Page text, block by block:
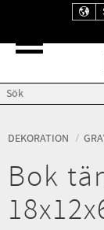
DEKORATION
Bok